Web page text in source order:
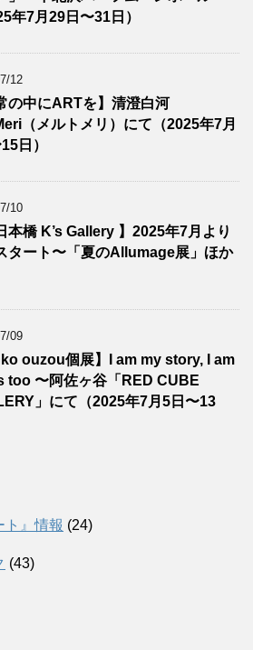
年7月29日〜31日）
12
の中にARTを】清澄白河
（メルトメリ）にて（2025年7月
日）
10
本橋 K’s Gallery 】2025年7月より
タート〜「夏のAllumage展」ほか
09
ouzou個展】I am my story, I am
too 〜阿佐ヶ谷「RED CUBE
」にて（2025年7月5日〜13
ト』情報 (24)
(43)